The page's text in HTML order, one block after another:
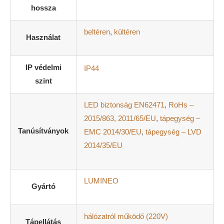
Nincs szükség újra programozásra, az adapter a kikapcsoláskor
beállított funkcióban fog világítani a füzér.
hossza
Használat
beltéren, kültéren
IP védelmi
szint
IP44
Tanúsítványok
LED biztonság EN62471, RoHs –
2015/863, 2011/65/EU, tápegység –
EMC 2014/30/EU, tápegység – LVD
2014/35/EU
Gyártó
LUMINEO
Tápellátás
hálózatról működő (220V)